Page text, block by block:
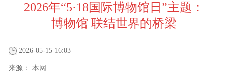
2026年“5·18国际博物馆日”主题：
博物馆 联结世界的桥梁
2026-05-15 16:03
来源： 本网